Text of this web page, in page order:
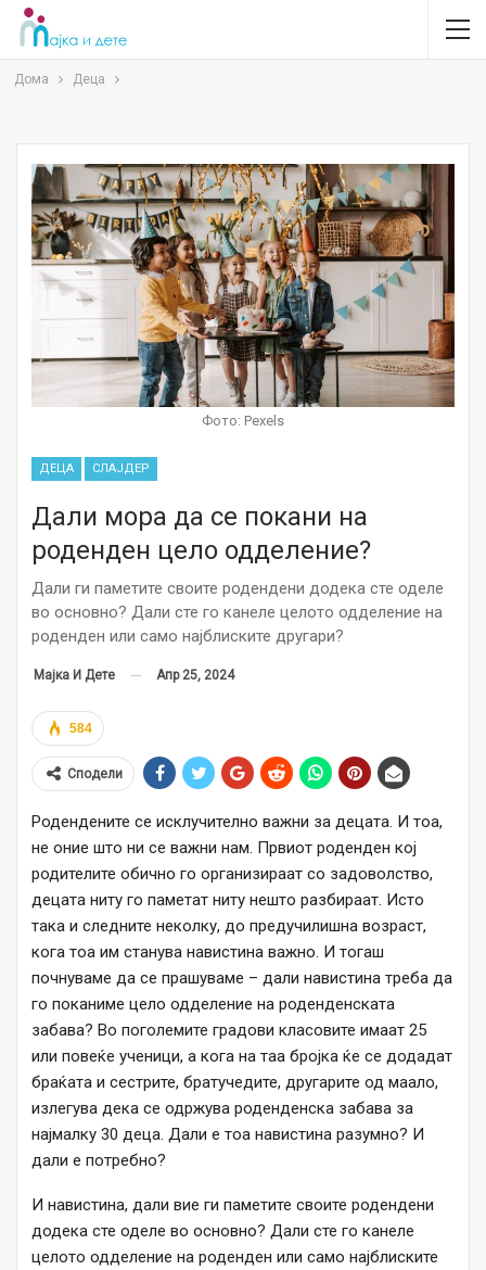
Дома Деца
Фото: Pexels
ДЕЦА СЛАЈДЕР
Дали мора да се покани на
роденден цело одделение?
Дали ги паметите своите родендени додека сте оделе
во основно? Дали сте го канеле целото одделение на
роденден или само најблиските другари?
Мајка И Дете Апр 25, 2024
584
Сподели
Родендените се исклучително важни за децата. И тоа,
не оние што ни се важни нам. Првиот роденден кој
родителите обично го организираат со задоволство,
децата ниту го паметат ниту нешто разбираат. Исто
така и следните неколку, до предучилишна возраст,
кога тоа им станува навистина важно. И тогаш
почнуваме да се прашуваме – дали навистина треба да
го поканиме цело одделение на роденденската
забава? Во поголемите градови класовите имаат 25
или повеќе ученици, а кога на таа бројка ќе се додадат
браќата и сестрите, братучедите, другарите од маало,
излегува дека се одржува роденденска забава за
најмалку 30 деца. Дали е тоа навистина разумно? И
дали е потребно?
И навистина, дали вие ги паметите своите родендени
додека сте оделе во основно? Дали сте го канеле
целото одделение на роденден или само најблиските